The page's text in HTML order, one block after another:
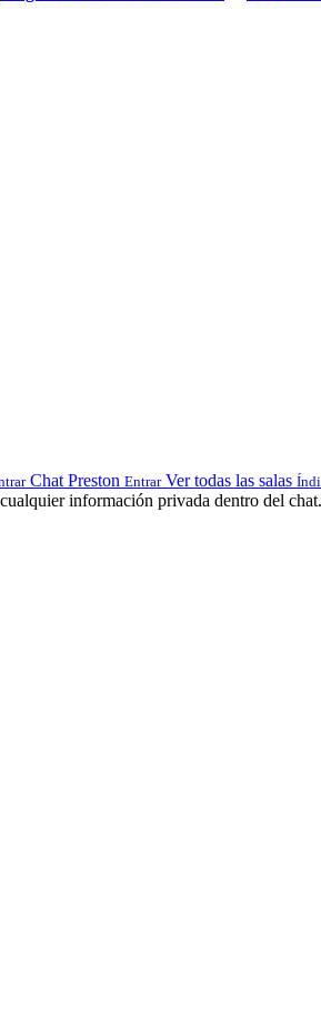
Chat Preston Entrar Ver todas las salas
información privada dentro del chat.